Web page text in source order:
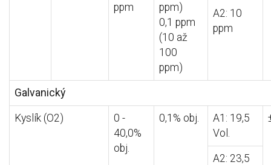
ppm
ppm)
0,1 ppm
(10 až
100
ppm)
A2: 10
ppm
Galvanický
Kyslík (O2)
0 -
40,0%
obj.
0,1% obj.
A1: 19,5
Vol.
A2: 23,5